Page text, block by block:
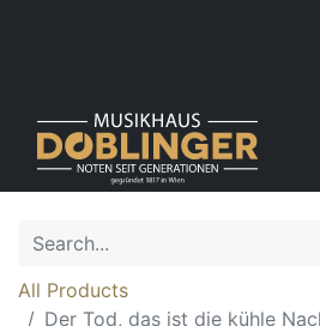
All Products
Der Tod, das ist die kühle